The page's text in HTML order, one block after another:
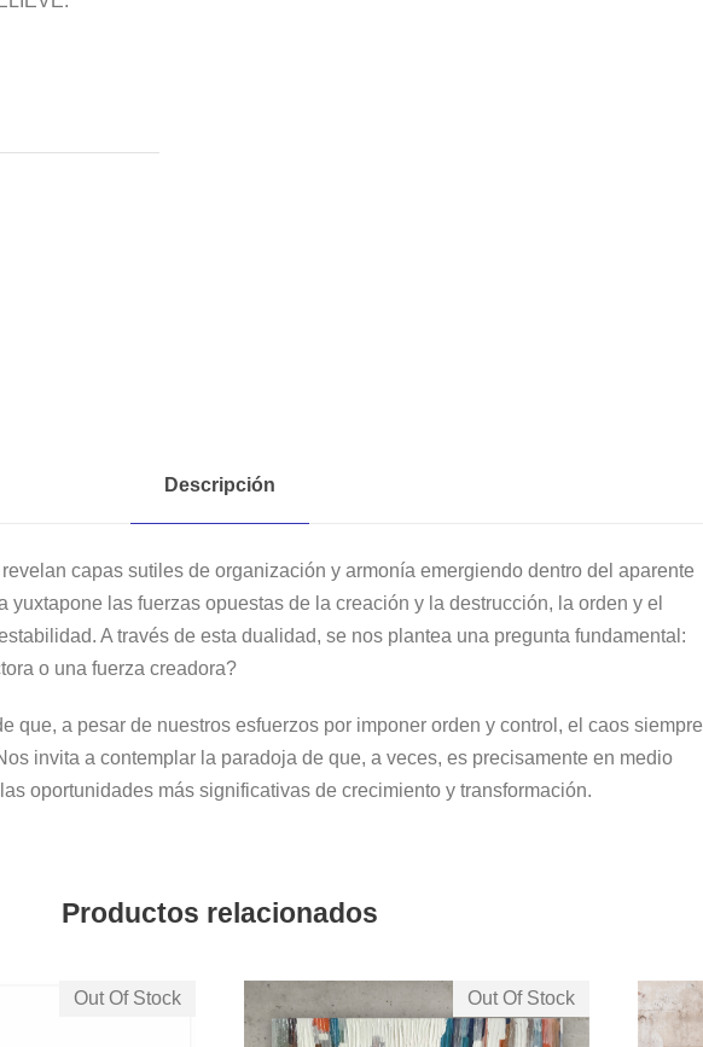
Descripción
capas sutiles de organización y armonía emergiendo dentro del aparente
yuxtapone las fuerzas opuestas de la creación y la destrucción, la orden y el
A través de esta dualidad, se nos plantea una pregunta fundamental:
o una fuerza creadora?
que, a pesar de nuestros esfuerzos por imponer orden y control, el caos siempre
invita a contemplar la paradoja de que, a veces, es precisamente en medio
oportunidades más significativas de crecimiento y transformación.
Productos relacionados
Out Of Stock Out Of Stock